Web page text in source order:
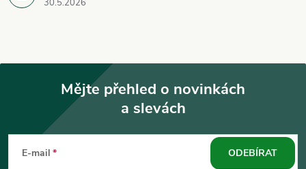
30.5.2026
Mějte přehled o novinkách
a slevách
E-mail ODEBÍRAT